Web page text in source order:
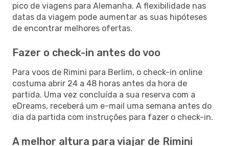
pico de viagens para Alemanha. A flexibilidade nas
datas da viagem pode aumentar as suas hipóteses
de encontrar melhores ofertas.
Fazer o check-in antes do voo
Para voos de Rimini para Berlim, o check-in online
costuma abrir 24 a 48 horas antes da hora de
partida. Uma vez concluída a sua reserva com a
eDreams, receberá um e-mail uma semana antes do
dia da partida com instruções para fazer o check-in.
A melhor altura para viajar de Rimini